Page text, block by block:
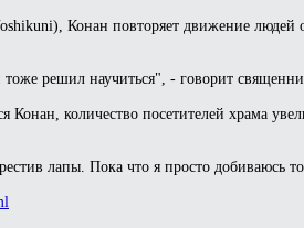
Конан повторяет движение людей
решил научиться", - говорит
количество посетителей храма
лапы. Пока что я просто